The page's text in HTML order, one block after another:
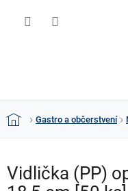
DomůGastro a občerstvení
Vidlička (PP)